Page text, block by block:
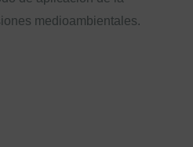
medioambientales.